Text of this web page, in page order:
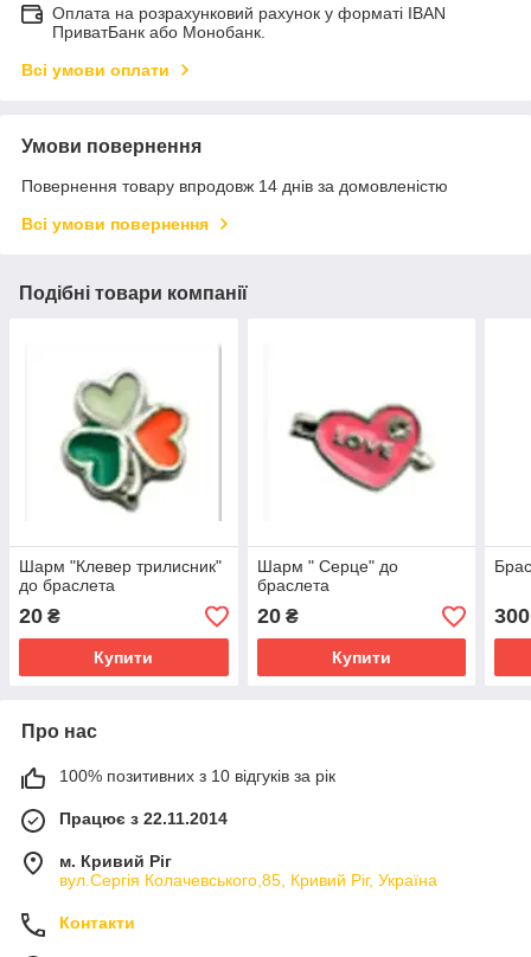
Оплата на розрахунковий рахунок у форматі IBAN
ПриватБанк або Монобанк.
Всі умови оплати
Умови повернення
Повернення товару впродовж 14 днів за домовленістю
Всі умови повернення
Подібні товари компанії
Шарм "Клевер трилисник"
до браслета
20 ₴
Купити
Шарм " Серце" до
браслета
20₴
Купити
300
Про нас
100% позитивних з 10 відгуків за рік
Працює з 22.11.2014
м. Кривий Ріг
вул.Сергія Колачевського,85, Кривий Ріг, Україна
Контакти